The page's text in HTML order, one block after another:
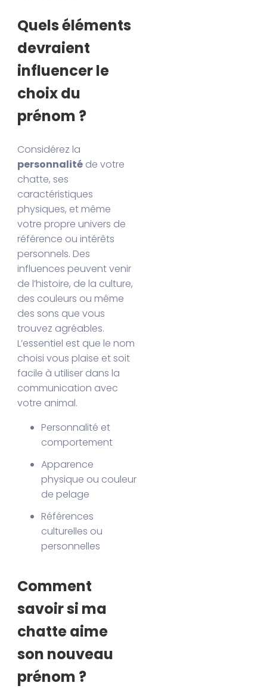
Quels éléments
devraient
influencer le
choix du
prénom ?
Considérez la
personnalité de votre
chatte, ses
caractéristiques
physiques, et même
votre propre univers de
référence ou intérêts
personnels. Des
influences peuvent venir
de l’histoire, de la culture,
des couleurs ou même
des sons que vous
trouvez agréables.
L’essentiel est que le nom
choisi vous plaise et soit
facile à utiliser dans la
communication avec
votre animal.
Personnalité et
comportement
Apparence
physique ou couleur
de pelage
Références
culturelles ou
personnelles
Comment
savoir si ma
chatte aime
son nouveau
prénom ?